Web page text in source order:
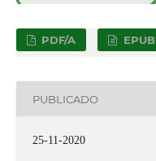
PDF/A EPUB
PUBLICADO
25-11-2020